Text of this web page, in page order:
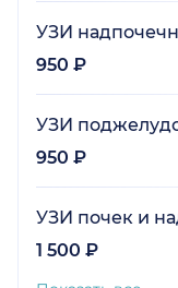
УЗИ
950 ₽
УЗИ
950 ₽
УЗИ почек и
1 500 ₽